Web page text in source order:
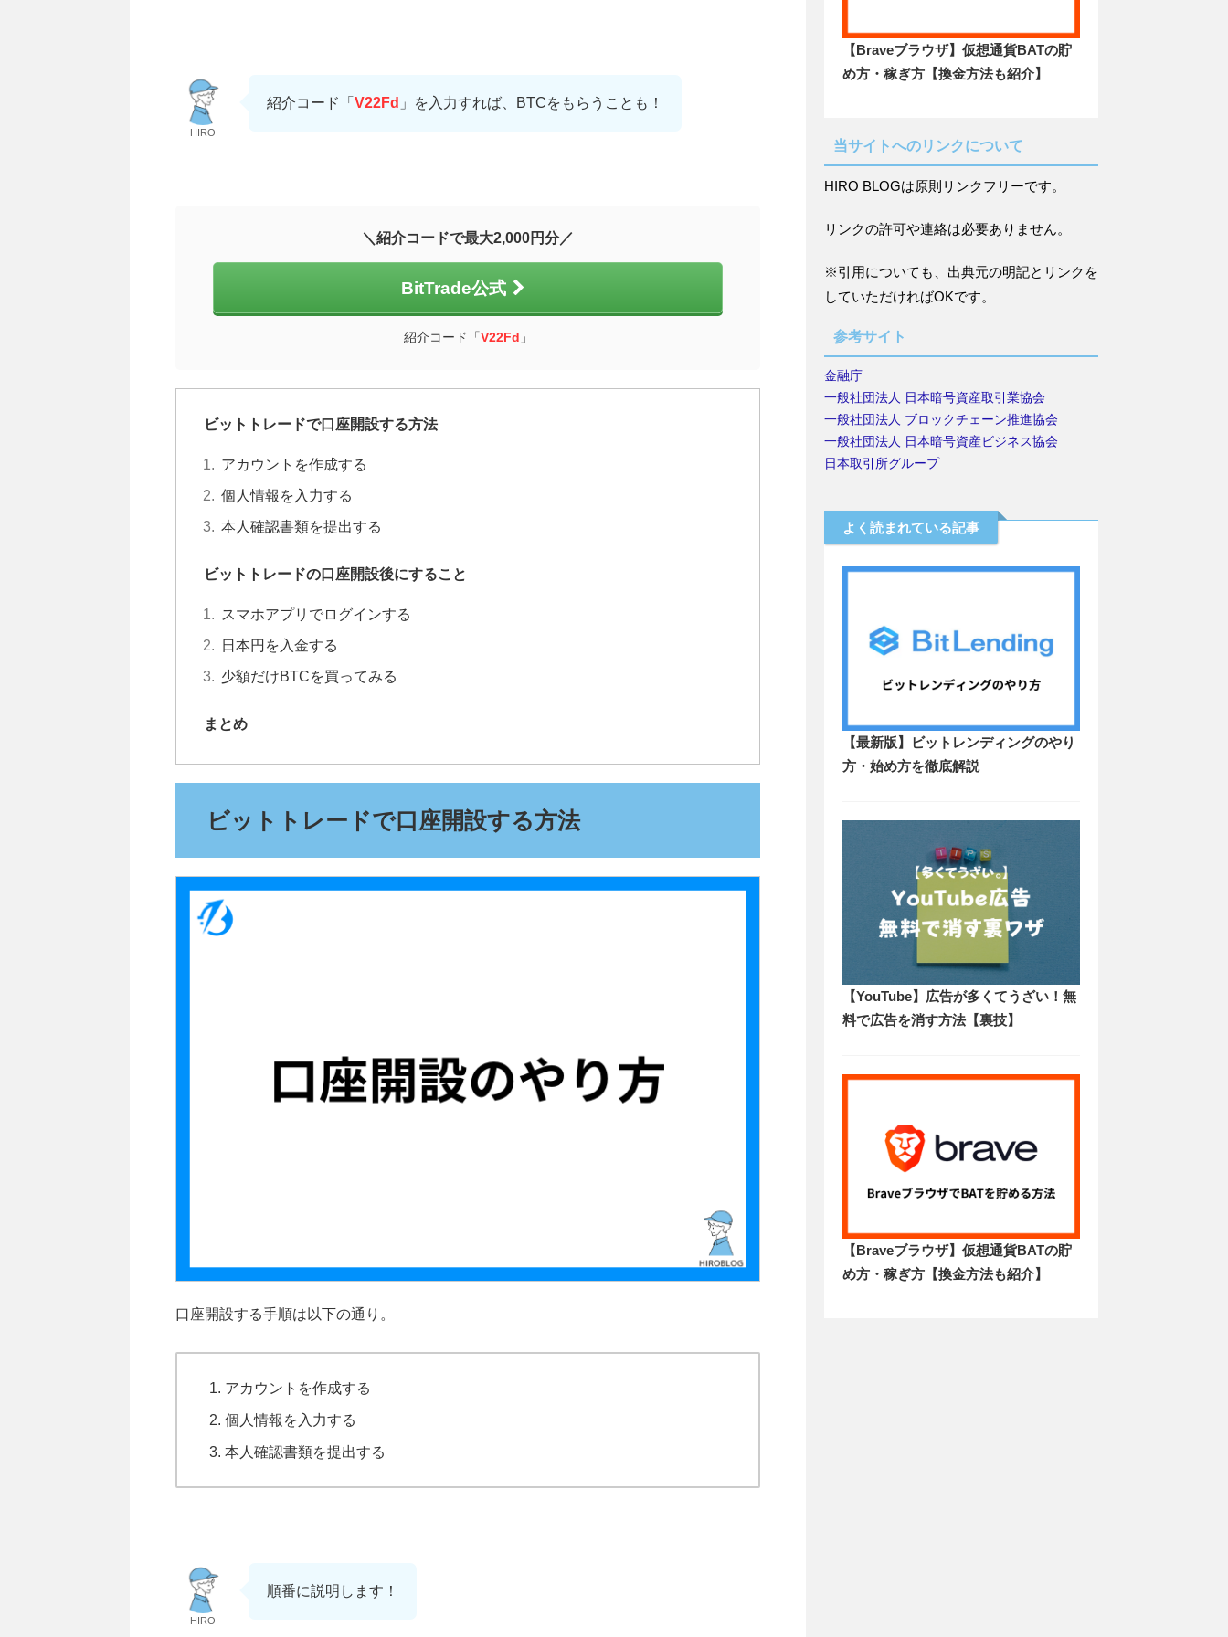
HIRO
紹介コード「 V22Fd 」を入力すれば、BTCをもらうことも！
＼紹介コードで最大2,000円分／
BitTrade公式
紹介コード「V22Fd 」
ビットトレードで口座開設する方法
アカウントを作成する
個人情報を入力する
本人確認書類を提出する
ビットトレードの口座開設後にすること
スマホアプリでログインする
日本円を入金する
少額だけBTCを買ってみる
まとめ
ビットトレードで口座開設する方法
口座開設する手順は以下の通り。
アカウントを作成する
個人情報を入力する
本人確認書類を提出する
HIRO
順番に説明します！
【Braveブラウザ】仮想通貨BATの貯
め方・稼ぎ方【換金方法も紹介】
当サイトへのリンクについて
HIRO BLOGは原則リンクフリーです。
リンクの許可や連絡は必要ありません。
※引用についても、出典元の明記とリンクを
していただければOKです。
参考サイト
金融庁
一般社団法人 日本暗号資産取引業協会
一般社団法人 ブロックチェーン推進協会
一般社団法人 日本暗号資産ビジネス協会
日本取引所グループ
よく読まれている記事
【最新版】ビットレンディングのやり
方・始め方を徹底解説
【YouTube】広告が多くてうざい！無
料で広告を消す方法【裏技】
【Braveブラウザ】仮想通貨BATの貯
め方・稼ぎ方【換金方法も紹介】